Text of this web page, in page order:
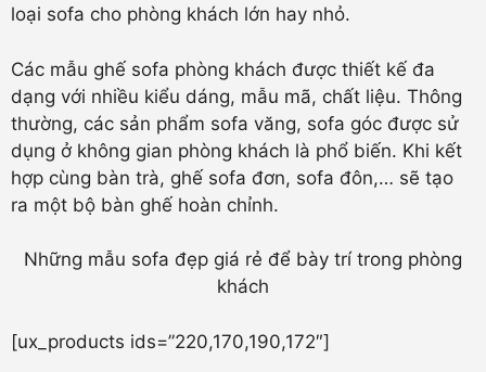
loại sofa cho phòng khách lớn hay nhỏ.
Các mẫu ghế sofa phòng khách được thiết kế đa
dạng với nhiều kiểu dáng, mẫu mã, chất liệu. Thông
thường, các sản phẩm sofa văng, sofa góc được sử
dụng ở không gian phòng khách là phổ biến. Khi kết
hợp cùng bàn trà, ghế sofa đơn, sofa đôn,… sẽ tạo
ra một bộ bàn ghế hoàn chỉnh.
Những mẫu sofa đẹp giá rẻ để bày trí trong phòng
khách
[ux_products ids=”220,170,190,172″]